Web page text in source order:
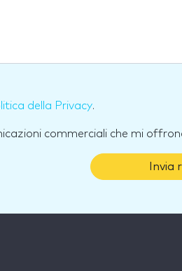
della Privacy.
commerciali che mi
Invia